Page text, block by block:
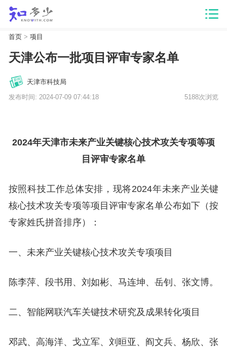
首页> 项目
天津公布一批项目评审专家名单
天津市科技局
发布时间: 2024-07-09 07:44:18 5188次浏览
2024年天津市未来产业关键核心技术攻关专项等项
目评审专家名单
按照科技工作总体安排，现将2024年未来产业关键
核心技术攻关专项等项目评审专家名单公布如下（按
专家姓氏拼音排序）：
一、未来产业关键核心技术攻关专项项目
陈李萍、段书用、刘如彬、马连坤、岳钊、张文博。
二、智能网联汽车关键技术研究及成果转化项目
邓武、高海洋、戈立军、刘晅亚、阎文兵、杨欣、张